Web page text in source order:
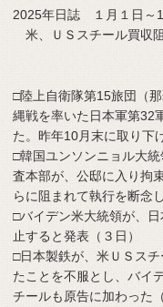
2025年日誌 １月１日～
米、ＵＳスチール買収
□陸上自衛隊第15旅団（
縄戦を率いた日本軍第32
た。昨年10月末に取り下
□韓国ユンソンニョル大
査本部が、公邸に入り拘
らに阻まれて執行を断念
□バイデン米大統領が、
止すると発表（３日）
□日本製鉄が、米ＵＳス
たことを不服とし、バイ
チールも原告に加わった（